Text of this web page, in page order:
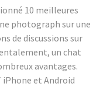
10 meilleures
photograph sur une
de discussions sur
un chat
avantages.
et Android